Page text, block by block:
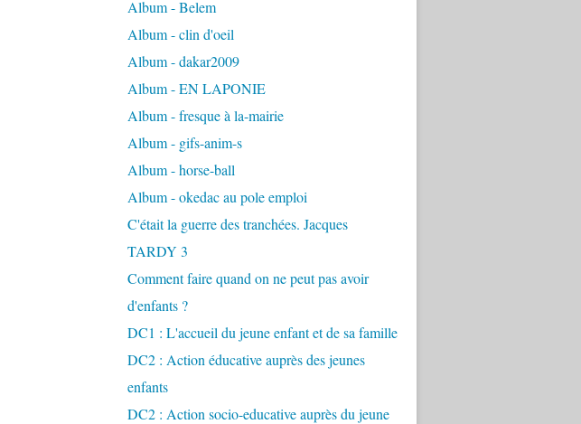
Album - Belem
Album - clin d'oeil
Album - dakar2009
Album - EN LAPONIE
Album - fresque à la-mairie
Album - gifs-anim-s
Album - horse-ball
Album - okedac au pole emploi
C'était la guerre des tranchées. Jacques
TARDY 3
Comment faire quand on ne peut pas avoir
d'enfants ?
DC1 : L'accueil du jeune enfant et de sa famille
DC2 : Action éducative auprès des jeunes
enfants
DC2 : Action socio-educative auprès du jeune